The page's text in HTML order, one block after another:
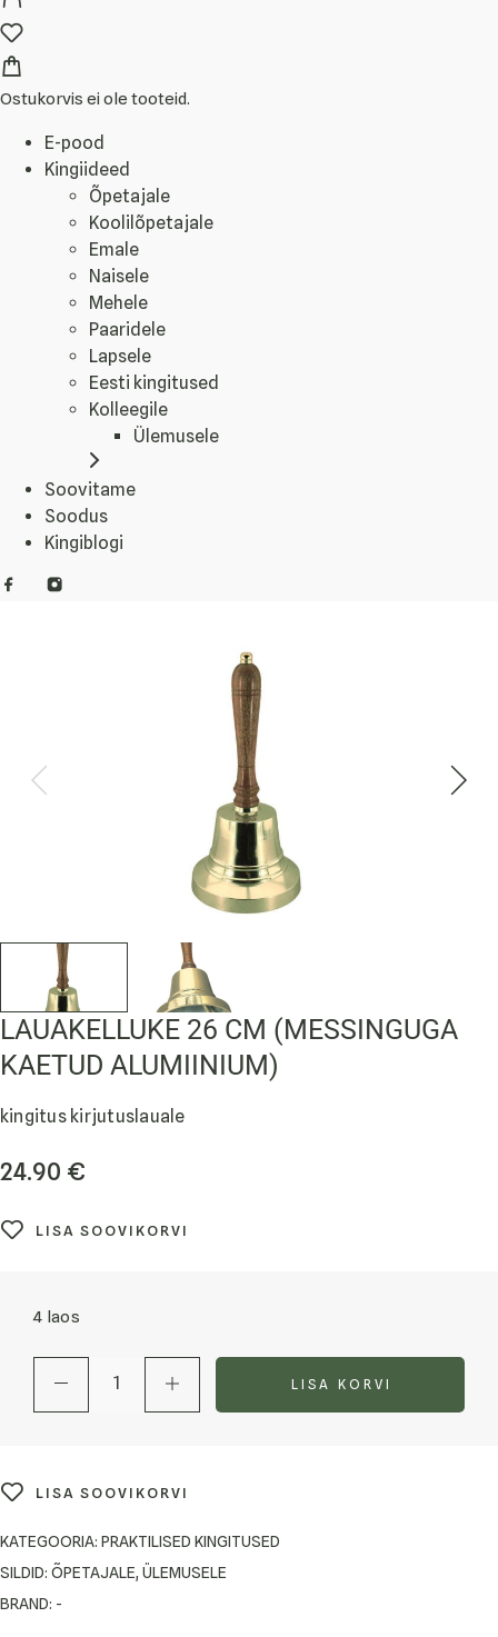
Ostukorvis ei ole tooteid.
E-pood
Kingiideed
Õpetajale
Koolilõpetajale
Emale
Naisele
Mehele
Paaridele
Lapsele
Eesti kingitused
Kolleegile
Ülemusele
Soovitame
Soodus
Kingiblogi
LAUAKELLUKE 26 CM (MESSINGUGA
KAETUD ALUMIINIUM)
kingitus kirjutuslauale
24.90 €
LISA SOOVIKORVI
4 laos
LISA KORVI
LISA SOOVIKORVI
KATEGOORIA: PRAKTILISED KINGITUSED
SILDID: ÕPETAJALE, ÜLEMUSELE
BRAND: -